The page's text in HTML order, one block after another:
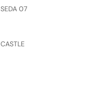
SEDA 07
CASTLE